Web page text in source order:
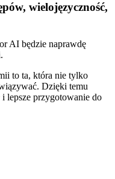
wielojęzyczność,
AI będzie naprawdę
to ta, która nie tylko
Dzięki temu
lepsze przygotowanie do